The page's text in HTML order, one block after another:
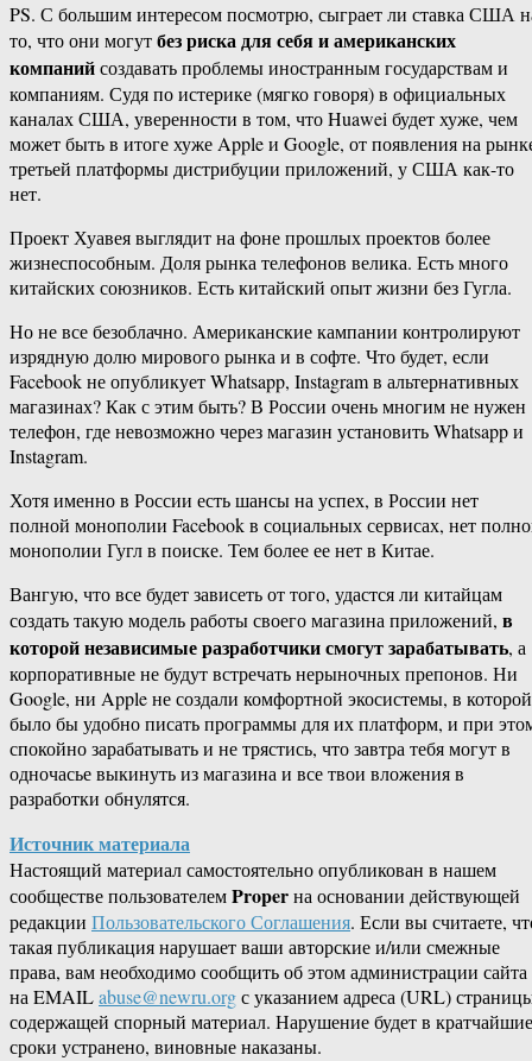
PS. С большим интересом посмотрю, сыграет ли ставка США
то, что они могутбез риска для себя и американских
компанийсоздавать проблемы иностранным государствам и
компаниям. Судя по истерике (мягко говоря) в официальных
каналах США, уверенности в том, что Huawei будет хуже, чем
может быть в итоге хуже Apple и Google, от появления на
третьей платформы дистрибуции приложений, у США как-то
нет.
Проект Хуавея выглядит на фоне прошлых проектов более
жизнеспособным. Доля рынка телефонов велика. Есть много
китайских союзников. Есть китайский опыт жизни без Гугла.
Но не все безоблачно. Американские кампании контролируют
изрядную долю мирового рынка и в софте. Что будет, если
Facebook не опубликует Whatsapp, Instagram в альтернативных
магазинах? Как с этим быть? В России очень многим не нужен
телефон, где невозможно через магазин установить Whatsapp и
Instagram.
Хотя именно в России есть шансы на успех, в России нет
полной монополии Facebook в социальных сервисах, нет
монополии Гугл в поиске. Тем более ее нет в Китае.
Вангую, что все будет зависеть от того, удастся ли китайцам
создать такую модель работы своего магазина приложений, в
которой независимые разработчики смогут зарабатывать, а
корпоративные не будут встречать нерыночных препонов. Ни
Google, ни Apple не создали комфортной экосистемы, в которой
было бы удобно писать программы для их платформ, и при
спокойно зарабатывать и не трястись, что завтра тебя могут в
одночасье выкинуть из магазина и все твои вложения в
разработки обнулятся.
Источник материала
Настоящий материал самостоятельно опубликован в нашем
сообществе пользователемProperна основании действующей
редакции Пользовательского Соглашения. Если вы считаете,
такая публикация нарушает ваши авторские и/или смежные
права, вам необходимо сообщить об этом администрации сайта
на EMAILabuse@newru.orgс указанием адреса (URL)
содержащей спорный материал. Нарушение будет в кратчайшие
сроки устранено, виновные наказаны.